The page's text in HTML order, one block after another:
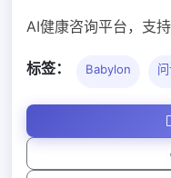
AI健康咨询平台，支
标签： Babylon